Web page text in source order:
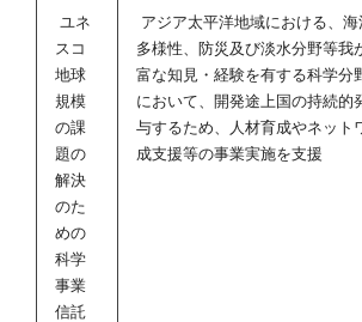
ユネ
スコ
地球
規模
の課
題の
解決
のた
めの
科学
事業
信託
アジア太平洋地域における、海
多様性、防災及び淡水分野等我
富な知見・経験を有する科学分
において、開発途上国の持続的
与するため、人材育成やネット
成支援等の事業実施を支援